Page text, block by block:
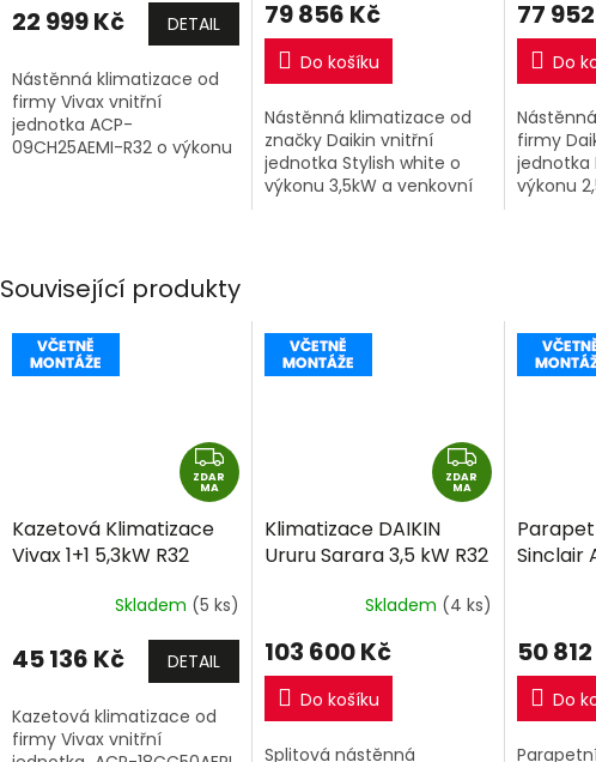
Související produkty
Z
D
A
ZDAR
MA
Kazetová Klimatizace
Vivax 1+1 5,3kW R32
Skladem (5 ks)
45 136 Kč DETAIL
Kazetová klimatizace od
firmy Vivax vnitřní
Z
D
R
M
A
ZDAR
MA
Klimatizace DAIKIN
Ururu Sarara 3,5 kW R32
Skladem (4 ks)
103 600 Kč
Do košíku
Splitová nástěnná
Sinclair
50
Do
22 999 Kč DETAIL
Nástěnná klimatizace od
firmy Vivax vnitřní
jednotka ACP-
09CH25AEMI-R32 o výkonu
79 856 Kč
Do košíku
Nástěnná klimatizace od
značky Daikin vnitřní
jednotka Stylish white o
výkonu 3,5kW a venkovní
77
Do
firmy
jednotka
výkonu